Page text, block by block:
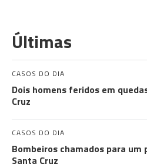
Últimas
CASOS DO DIA
Dois homens feridos em
Cruz
CASOS DO DIA
Bombeiros chamados para
Santa Cruz